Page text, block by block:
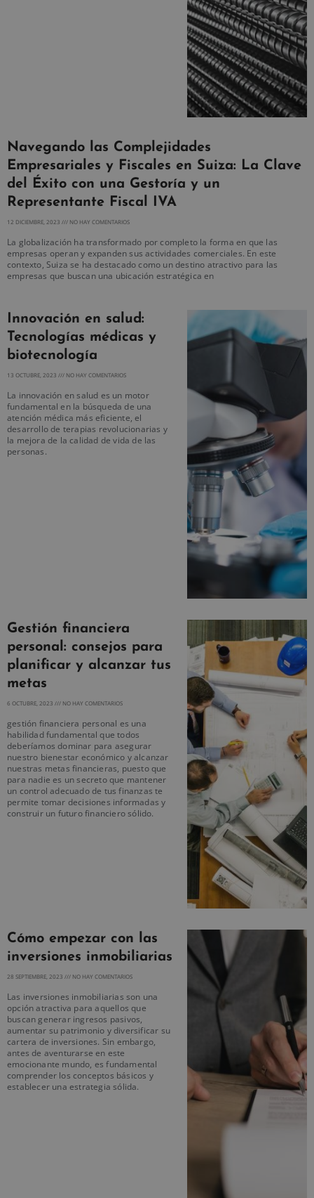
Navegando las Complejidades
Empresariales y Fiscales en Suiza: La Clave
del Éxito con una Gestoría y un
Representante Fiscal IVA
12 DICIEMBRE, 2023 NO HAY COMENTARIOS
La globalización ha transformado por completo la forma en que las
empresas operan y expanden sus actividades comerciales. En este
contexto, Suiza se ha destacado como un destino atractivo para las
empresas que buscan una ubicación estratégica en
Innovación en salud:
Tecnologías médicas y
biotecnología
13 OCTUBRE, 2023 NO HAY COMENTARIOS
La innovación en salud es un motor
fundamental en la búsqueda de una
atención médica más eficiente, el
desarrollo de terapias revolucionarias y
la mejora de la calidad de vida de las
personas.
Gestión financiera
personal: consejos para
planificar y alcanzar tus
metas
6 OCTUBRE, 2023 NO HAY COMENTARIOS
gestión financiera personal es una
habilidad fundamental que todos
deberíamos dominar para asegurar
nuestro bienestar económico y alcanzar
nuestras metas financieras, puesto que
para nadie es un secreto que mantener
un control adecuado de tus finanzas te
permite tomar decisiones informadas y
construir un futuro financiero sólido.
Cómo empezar con las
inversiones inmobiliarias
28 SEPTIEMBRE, 2023 NO HAY COMENTARIOS
Las inversiones inmobiliarias son una
opción atractiva para aquellos que
buscan generar ingresos pasivos,
aumentar su patrimonio y diversificar su
cartera de inversiones. Sin embargo,
antes de aventurarse en este
emocionante mundo, es fundamental
comprender los conceptos básicos y
establecer una estrategia sólida.